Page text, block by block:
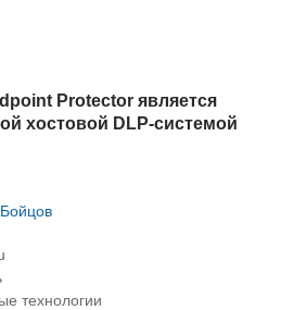
Protector является
хостовой DLP-системой
технологии